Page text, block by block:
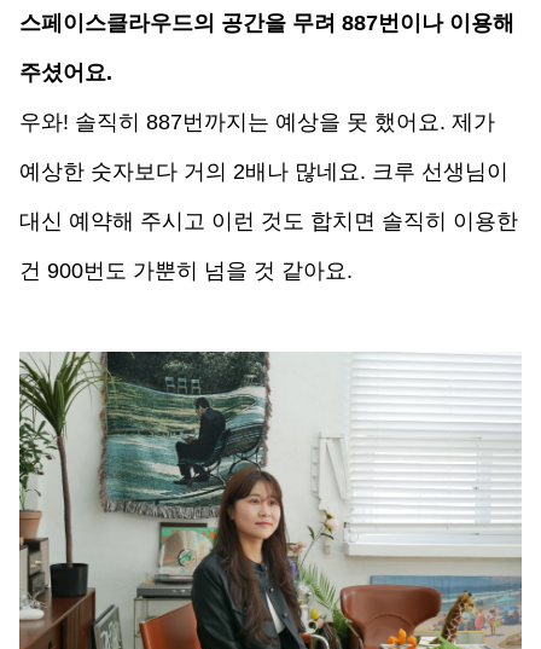
스페이스클라우드의 공간을 무려 887번이나 이용해
주셨어요.
우와! 솔직히 887번까지는 예상을 못 했어요. 제가
예상한 숫자보다 거의 2배나 많네요. 크루 선생님이
대신 예약해 주시고 이런 것도 합치면 솔직히 이용한
건 900번도 가뿐히 넘을 것 같아요.